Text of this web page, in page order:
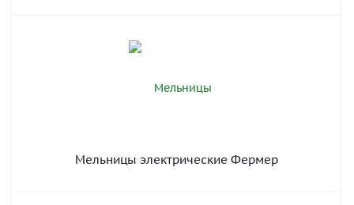
Мельницы электрические Фермер